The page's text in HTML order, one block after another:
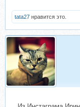
tata27 нравится это.